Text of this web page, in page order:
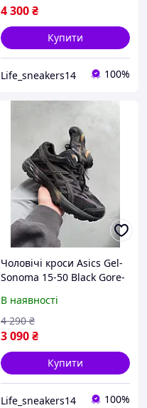
4 300₴
Купити
Life_sneakers14 100%
Чоловічі кроси Asics Gel-
Sonoma 15-50 Black Gore-
кросівки для весна літо
стильні модні
повсякденні
В наявності
3 090₴
4 290 ₴
Купити
Life_sneakers14 100%